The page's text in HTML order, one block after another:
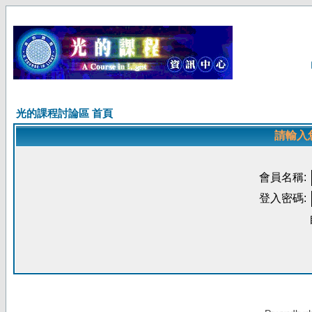
光的課程討論區 首頁
請輸入
會員名稱:
登入密碼: